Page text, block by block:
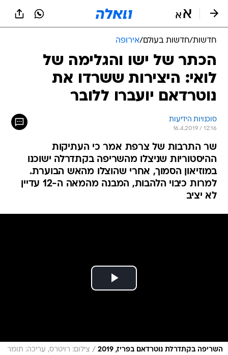
חדשות/חדשות בעולם/אירופה
הכתר של ישו והגלימה של
לואי: היצירות ששרדו את
נוטרדאם יועברו ללובר
סוכנויות הידיעות
16.4.2019 / 12:16
שר התרבות של צרפת אמר כי העתיקות
ההיסטוריות שניצלו מהשריפה בקתדרלה ישוכנו
במוזיאון הסמוך, אחרי שהוצלו מהאש הבוערת.
למרות כיבוי הלהבות, המבנה מהמאה ה-12 עדיין
לא יציב
השריפה בקתדרלת נוטרדאם בפריז, 2019 / צילום: רויטרס, עריכה: תומר